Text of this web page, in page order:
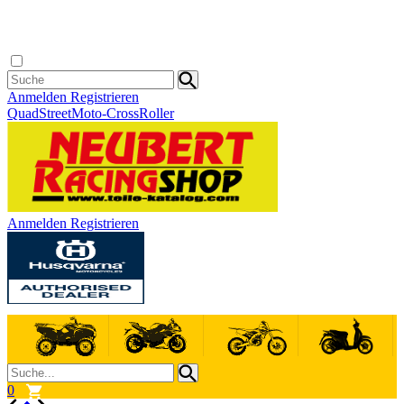
Anmelden Registrieren
QuadStreetMoto-CrossRoller
Anmelden Registrieren
0